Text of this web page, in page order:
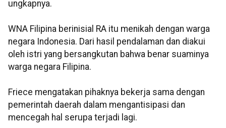
ungkapnya.
WNA Filipina berinisial RA itu menikah dengan warga
negara Indonesia. Dari hasil pendalaman dan diakui
oleh istri yang bersangkutan bahwa benar suaminya
warga negara Filipina.
Friece mengatakan pihaknya bekerja sama dengan
pemerintah daerah dalam mengantisipasi dan
mencegah hal serupa terjadi lagi.